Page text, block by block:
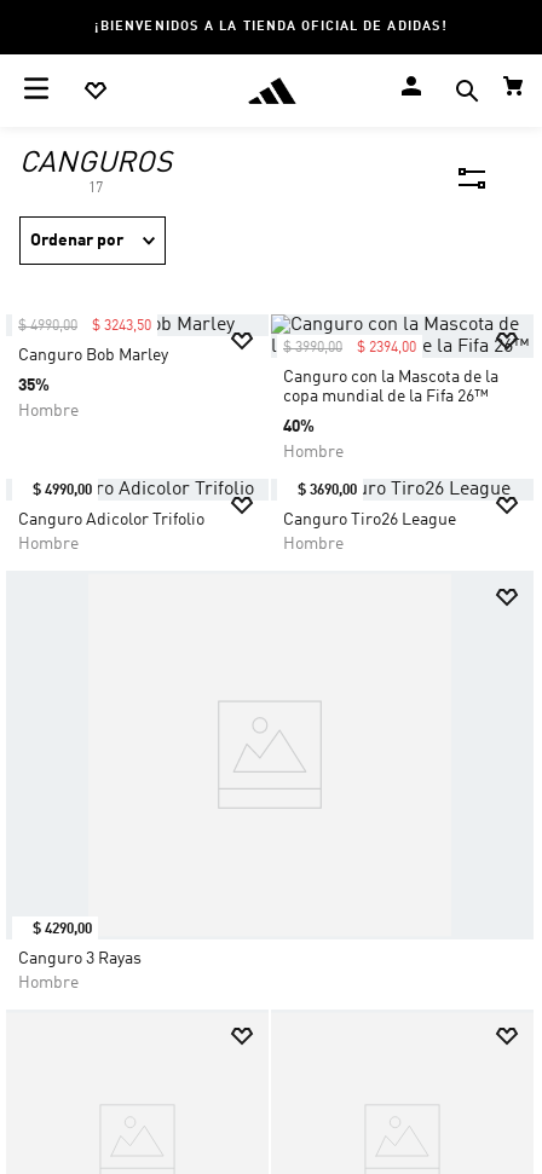
¡BIENVENIDOS A LA TIENDA OFICIAL DE ADIDAS!
CANGUROS
17
Ordenar por
$ 4990,00 $ 3243,50
Canguro Bob Marley
35%
Hombre
$ 3990,00 $ 2394,00
Canguro con la Mascota de la
copa mundial de la Fifa 26™
40%
Hombre
$ 4990,00
Canguro Adicolor Trifolio
Hombre
$ 3690,00
Canguro Tiro26 League
Hombre
$ 4290,00
Canguro 3 Rayas
Hombre